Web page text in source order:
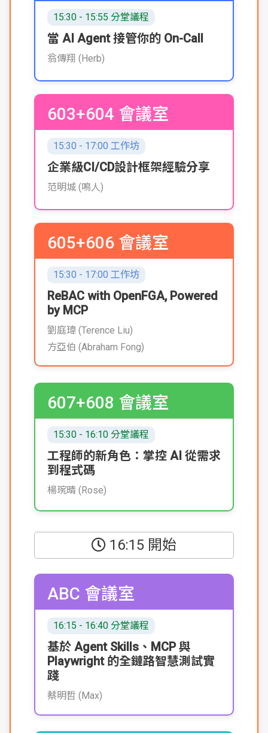
15:30 - 15:55 分堂議程
當 AI Agent 接管你的 On-Call
翁傳翔 (Herb)
603+604 會議室
15:30 - 17:00 工作坊
企業級CI/CD設計框架經驗分享
范明城 (鳴人)
605+606 會議室
15:30 - 17:00 工作坊
ReBAC with OpenFGA, Powered
by MCP
劉庭瑋 (Terence Liu)
方亞伯 (Abraham Fong)
607+608 會議室
15:30 - 16:10 分堂議程
工程師的新角色：掌控 AI 從需求
到程式碼
楊琬晴 (Rose)
16:15 開始
ABC 會議室
16:15 - 16:40 分堂議程
基於 Agent Skills、MCP 與
Playwright 的全鏈路智慧測試實
踐
蔡明哲 (Max)